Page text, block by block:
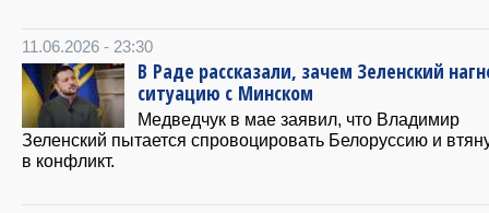
11.06.2026 - 23:30
В Раде рассказали, зачем Зеленский
ситуацию с Минском
Медведчук в мае заявил, что Владимир
Зеленский пытается спровоцировать Белоруссию и
в конфликт.